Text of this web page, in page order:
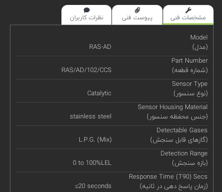
مشخصات فنی پیوست فنی نظرات کاربران
Model
(مدل)
RAS-AD
Part Number
(شماره قطعه)
RAS/AD/102/CCS
Sensor Type
(نوع سنسور)
Catalytic
Sensor Housing Material
(جنس محفظه سنسور)
stainless steel
Detectable Gases
(گازهای قابل سنجش)
L.P.G. (Mix)
Detection Range
(بازه سنجش)
0 to 100%LEL
Response Time (T90) Secs
(زمان پاسخ دهی در ثانیه)
≤20 seconds